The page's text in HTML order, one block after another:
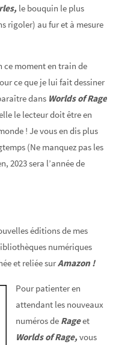
le bouquin le plus
rigoler) au fur et à mesure
ce moment en train de
ce que je lui fait dessiner
dans Worlds of Rage
le lecteur doit être en
! Je vous en dis plus
(Ne manquez pas les
2023 sera l’année de
éditions de mes
numériques
et reliée surAmazon !
Pour patienter en
attendant les nouveaux
numéros de Rageet
Worlds of Rage, vous